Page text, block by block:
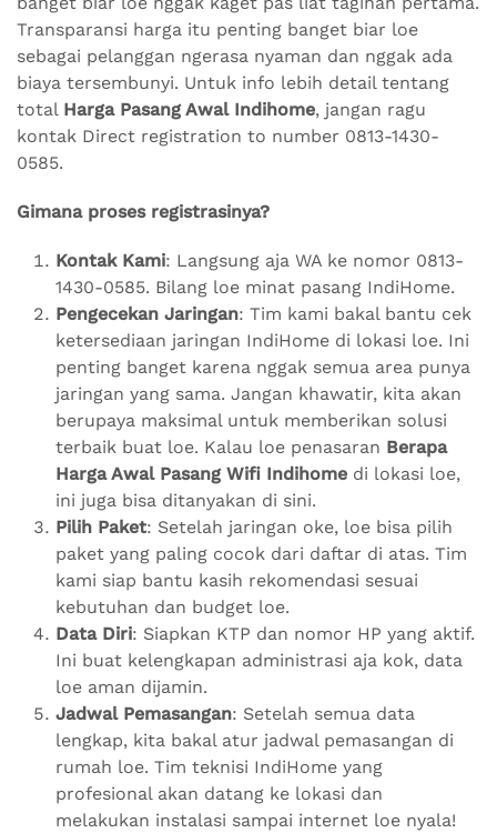
Transparansi harga itu penting banget biar loe
sebagai pelanggan ngerasa nyaman dan nggak ada
biaya tersembunyi. Untuk info lebih detail tentang
total Harga Pasang Awal Indihome, jangan ragu
kontak Direct registration to number 0813-1430-
0585.
Gimana proses registrasinya?
Kontak Kami: Langsung aja WA ke nomor 0813-
1430-0585. Bilang loe minat pasang IndiHome.
Pengecekan Jaringan: Tim kami bakal bantu cek
ketersediaan jaringan IndiHome di lokasi loe. Ini
penting banget karena nggak semua area punya
jaringan yang sama. Jangan khawatir, kita akan
berupaya maksimal untuk memberikan solusi
terbaik buat loe. Kalau loe penasaran Berapa
Harga Awal Pasang Wifi Indihome di lokasi loe,
ini juga bisa ditanyakan di sini.
Pilih Paket: Setelah jaringan oke, loe bisa pilih
paket yang paling cocok dari daftar di atas. Tim
kami siap bantu kasih rekomendasi sesuai
kebutuhan dan budget loe.
Data Diri: Siapkan KTP dan nomor HP yang aktif.
Ini buat kelengkapan administrasi aja kok, data
loe aman dijamin.
Jadwal Pemasangan: Setelah semua data
lengkap, kita bakal atur jadwal pemasangan di
rumah loe. Tim teknisi IndiHome yang
profesional akan datang ke lokasi dan
melakukan instalasi sampai internet loe nyala!